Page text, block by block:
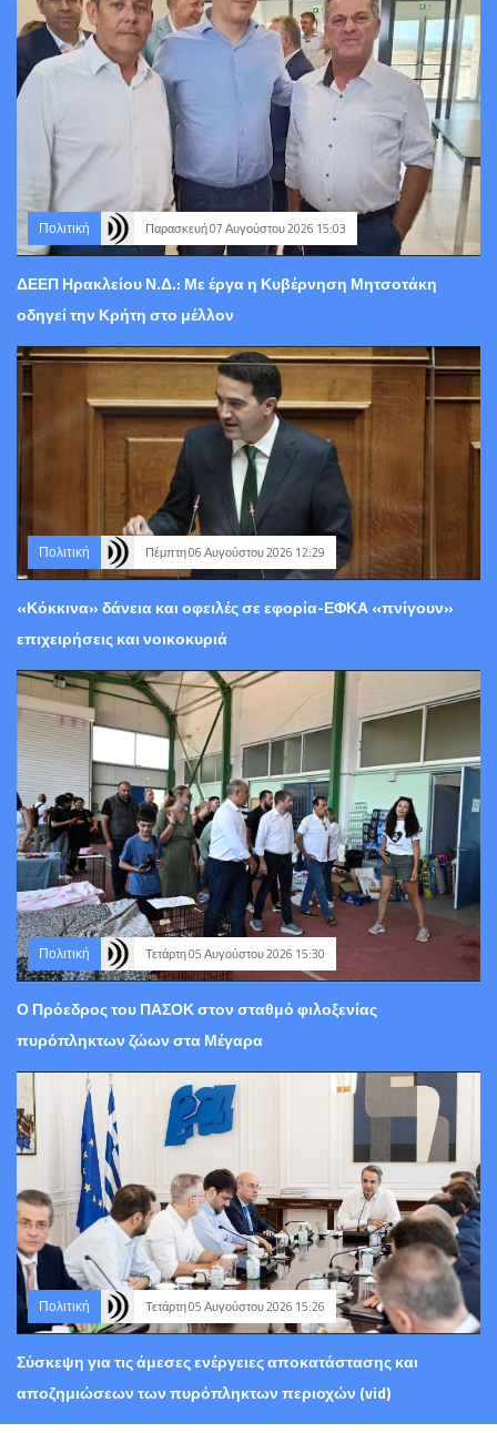
Πολιτική Παρασκευή 07 Αυγούστου 2026 15:03
ΔΕΕΠ Ηρακλείου Ν.Δ.: Με έργα η Κυβέρνηση Μητσοτάκη
οδηγεί την Κρήτη στο μέλλον
Πολιτική Πέμπτη 06 Αυγούστου 2026 12:29
«Κόκκινα» δάνεια και οφειλές σε εφορία-ΕΦΚΑ «πνίγουν»
επιχειρήσεις και νοικοκυριά
Πολιτική Τετάρτη 05 Αυγούστου 2026 15:30
Ο Πρόεδρος του ΠΑΣΟΚ στον σταθμό φιλοξενίας
πυρόπληκτων ζώων στα Μέγαρα
Πολιτική Τετάρτη 05 Αυγούστου 2026 15:26
Σύσκεψη για τις άμεσες ενέργειες αποκατάστασης και
αποζημιώσεων των πυρόπληκτων περιοχών (vid)